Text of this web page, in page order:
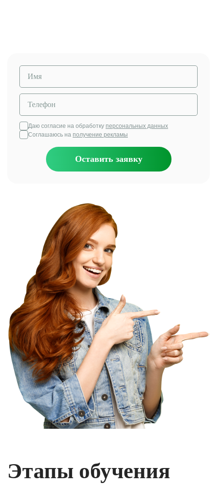
Даю согласие на обработку персональных данных
Соглашаюсь на получение рекламы
Оставить заявку
Этапы обучения